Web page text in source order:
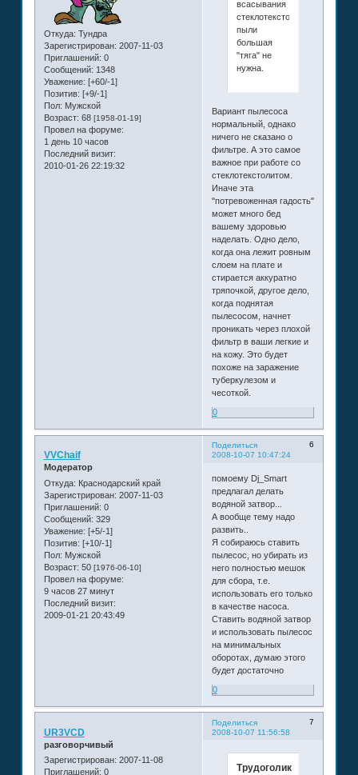
Откуда: Тундра
Зарегистрирован: 2007-11-03
Приглашений: 0
Сообщений: 1348
Уважение: [+60/-1]
Позитив: [+9/-1]
Пол: Мужской
Возраст: 68 [1958-01-19]
Провел на форуме:
1 день 10 часов
Последний визит:
2010-01-26 22:19:32
всасывания
стеклотекстолитовой
пыли
большая
"тяга" не
нужна.
Вариант пылесоса
нормальный, однако
ничего не сказано о
фильтре. А это самое
важное при работе со
стеклотекстолитом.
Иначе эта
"потревоженная гадость"
может много бед
вашему здоровью
наделать. Одно дело,
когда она лежит ровным
слоем на плате и
стирается аккуратно
тряпочкой, другое дело,
когда поднятая
пылесосом, начнет
проникать через плохой
фильтр в ваши легкие и
на кожу. Это будет
похоже на заражение
туберкулезом и
чесоткой.
0
Поделиться
6
2008-10-07 10:47:24
VVChaif
Модератор
Откуда: Краснодарский край
Зарегистрирован: 2007-11-03
Приглашений: 0
Сообщений: 329
Уважение: [+5/-1]
Позитив: [+10/-1]
Пол: Мужской
Возраст: 50 [1976-06-10]
Провел на форуме:
9 часов 27 минут
Последний визит:
2009-01-21 20:43:49
помоему Dj_Smart
предлагал делать
водяной затвор...
А вообще тему надо
развить..
Я собираюсь ставить
пылесос, но убирать из
него полностью мешок
для сбора, т.е.
использовать его только
в качестве насоса.
Ставить водяной затвор
и использовать пылесос
на минимальных
оборотах, думаю этого
будет достаточно
0
Поделиться
7
2008-10-07 11:56:58
UR3VCD
разговорчивый
Зарегистрирован: 2007-11-08
Приглашений: 0
Трудоголик